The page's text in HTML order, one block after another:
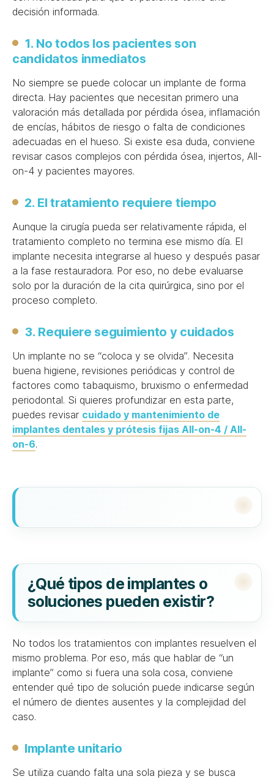
decisión informada.
1. No todos los pacientes son
candidatos inmediatos
No siempre se puede colocar un implante de forma
directa. Hay pacientes que necesitan primero una
valoración más detallada por pérdida ósea, inflamación
de encías, hábitos de riesgo o falta de condiciones
adecuadas en el hueso. Si existe esa duda, conviene
revisar casos complejos con pérdida ósea, injertos, All-
on-4 y pacientes mayores.
2. El tratamiento requiere tiempo
Aunque la cirugía pueda ser relativamente rápida, el
tratamiento completo no termina ese mismo día. El
implante necesita integrarse al hueso y después pasar
a la fase restauradora. Por eso, no debe evaluarse
solo por la duración de la cita quirúrgica, sino por el
proceso completo.
3. Requiere seguimiento y cuidados
Un implante no se “coloca y se olvida”. Necesita
buena higiene, revisiones periódicas y control de
factores como tabaquismo, bruxismo o enfermedad
periodontal. Si quieres profundizar en esta parte,
puedes revisar cuidado y mantenimiento de
implantes dentales y prótesis fijas All-on-4 / All-
on-6.
¿Qué tipos de implantes o
soluciones pueden existir?
No todos los tratamientos con implantes resuelven el
mismo problema. Por eso, más que hablar de “un
implante” como si fuera una sola cosa, conviene
entender qué tipo de solución puede indicarse según
el número de dientes ausentes y la complejidad del
caso.
Implante unitario
Se utiliza cuando falta una sola pieza y se busca